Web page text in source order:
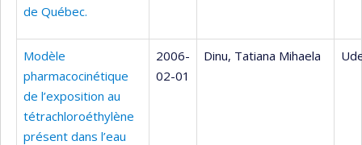
de Québec.
Modèle
pharmacocinétique
de l’exposition au
tétrachloroéthylène
présent dans l’eau
2006-
02-01
Dinu, Tatiana Mihaela